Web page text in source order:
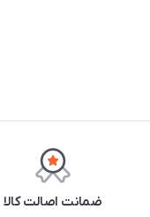
ضمانت اصالت کالا